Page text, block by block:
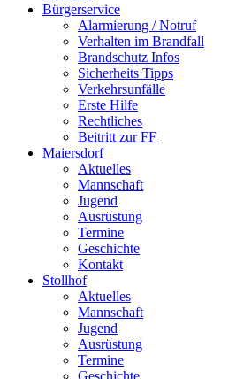
Bürgerservice
Alarmierung / Notruf
Verhalten im Brandfall
Brandschutz Infos
Sicherheits Tipps
Verkehrsunfälle
Erste Hilfe
Rechtliches
Beitritt zur FF
Maiersdorf
Aktuelles
Mannschaft
Jugend
Ausrüstung
Termine
Geschichte
Kontakt
Stollhof
Aktuelles
Mannschaft
Jugend
Ausrüstung
Termine
Geschichte